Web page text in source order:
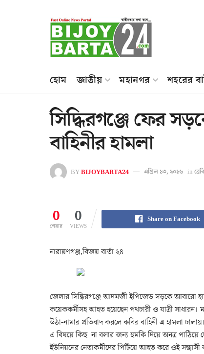
হোম জাতীয় মহানগর শহরের
সিদ্ধিরগঞ্জে ফের
বাহিনীর হামলা
BYBIJOYBARTA24 এপ্রিল ১৩, ২০১৬ in
0
শেয়ার
0
VIEWS
Share on Facebook
নারায়ণগঞ্জ,বিজয় বার্তা ২৪
জেলার সিদ্ধিরগঞ্জে আদমজী ইপিজেড সড়কে আবারো
কয়েককর্মীসহ আহত হয়েছেন পথচারী ও যাত্রী সাধারন।
উঠা-নামার প্রতিবাদ করলে কবির বাহিনী এ হামলা
এ বিষয়ে কিছ না বলার জন্য হুমকি দিয়ে অনত্র
ইউনিয়নের নেতাকর্মীদের পিটিয়ে আহত করে ওই সন্ত্রাসী